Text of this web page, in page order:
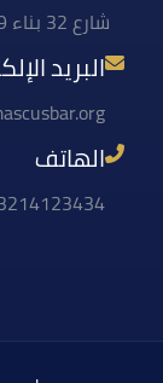
شارع 32 بناء 19 طابق 10
البريد
الهاتف